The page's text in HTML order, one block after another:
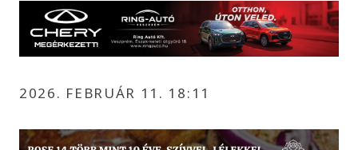
2026. FEBRUÁR 11. 18:11